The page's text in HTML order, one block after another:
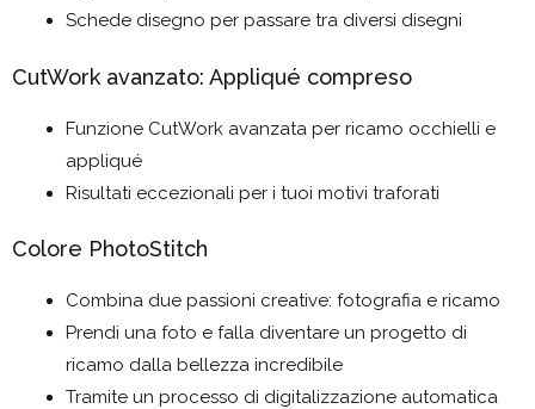
Schede disegno per passare tra diversi disegni
CutWork avanzato: Appliqué compreso
Funzione CutWork avanzata per ricamo occhielli e
appliqué
Risultati eccezionali per i tuoi motivi traforati
Colore PhotoStitch
Combina due passioni creative: fotografia e ricamo
Prendi una foto e falla diventare un progetto di
ricamo dalla bellezza incredibile
Tramite un processo di digitalizzazione automatica